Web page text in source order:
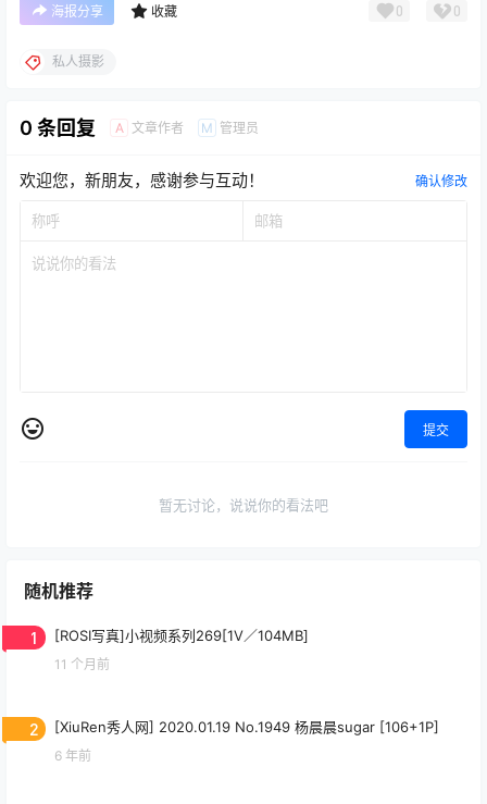
海报分享 收藏 0 0
私人摄影
0 条回复 A 文章作者 M 管理员
欢迎您，新朋友，感谢参与互动！ 确认修改
提交
暂无讨论，说说你的看法吧
随机推荐
1 [ROSI写真]小视频系列269[1V／104MB]
11 个月前
2 [XiuRen秀人网] 2020.01.19 No.1949 杨晨晨sugar [106+1P]
6 年前